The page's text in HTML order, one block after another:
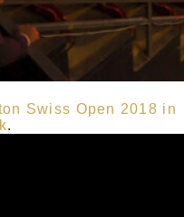
Swiss Open 2018 in
.